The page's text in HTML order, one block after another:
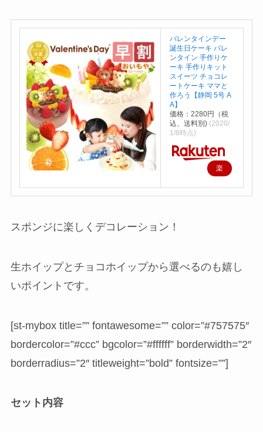
バレンタインデー
誕生日ケーキ バレ
ンタイン 手作りケ
ーキ 手作りキット
スイーツ チョコレ
ートケーキ ママと
作ろう【静岡 5号 A
A】
価格：2280円（税
込、送料別) (2020/
1/8時点)
楽
スポンジに楽しくデコレーション！
生ホイップとチョコホイップから選べるのも嬉し
いポイントです。
[st-mybox title=”” fontawesome=”” color=”#757575″
bordercolor=”#ccc” bgcolor=”#ffffff” borderwidth=”2″
borderradius=”2″ titleweight=”bold” fontsize=””]
セット内容